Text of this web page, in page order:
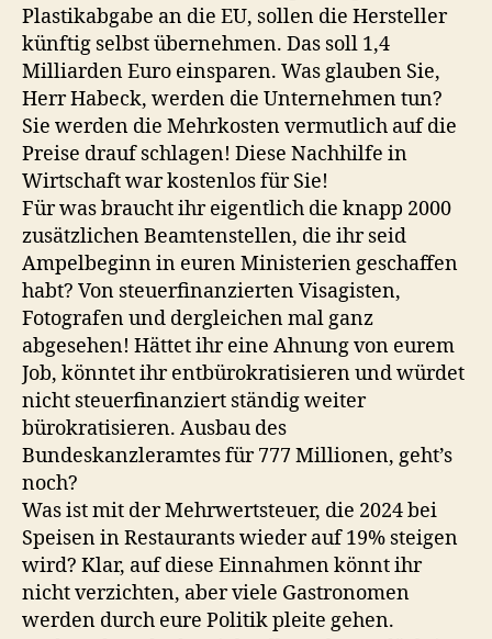
Plastikabgabe an die EU, sollen die Hersteller
künftig selbst übernehmen. Das soll 1,4
Milliarden Euro einsparen. Was glauben Sie,
Herr Habeck, werden die Unternehmen tun?
Sie werden die Mehrkosten vermutlich auf die
Preise drauf schlagen! Diese Nachhilfe in
Wirtschaft war kostenlos für Sie!
Für was braucht ihr eigentlich die knapp 2000
zusätzlichen Beamtenstellen, die ihr seid
Ampelbeginn in euren Ministerien geschaffen
habt? Von steuerfinanzierten Visagisten,
Fotografen und dergleichen mal ganz
abgesehen! Hättet ihr eine Ahnung von eurem
Job, könntet ihr entbürokratisieren und würdet
nicht steuerfinanziert ständig weiter
bürokratisieren. Ausbau des
Bundeskanzleramtes für 777 Millionen, geht’s
noch?
Was ist mit der Mehrwertsteuer, die 2024 bei
Speisen in Restaurants wieder auf 19% steigen
wird? Klar, auf diese Einnahmen könnt ihr
nicht verzichten, aber viele Gastronomen
werden durch eure Politik pleite gehen.